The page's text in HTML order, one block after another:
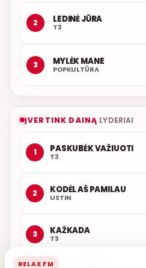
2 LEDINĖ JŪRA
T3
3 MYLĖK MANE
POPKULTŪRA
ĮVERTINK DAINĄ LYDERIAI
1 PASKUBĖK VAŽIUOTI
T3
2 KODĖL AŠ PAMILAU
USTIN
3 KAŽKADA
T3
RELAX FM